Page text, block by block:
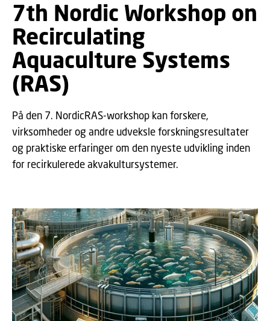
7th Nordic Workshop on
Recirculating
Aquaculture Systems
(RAS)
På den 7. NordicRAS-workshop kan forskere,
virksomheder og andre udveksle forskningsresultater
og praktiske erfaringer om den nyeste udvikling inden
for recirkulerede akvakultursystemer.